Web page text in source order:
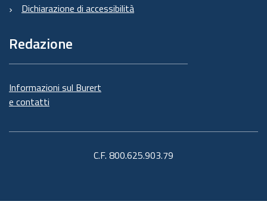
Dichiarazione di accessibilità
Redazione
Informazioni sul Burert
e contatti
C.F. 800.625.903.79